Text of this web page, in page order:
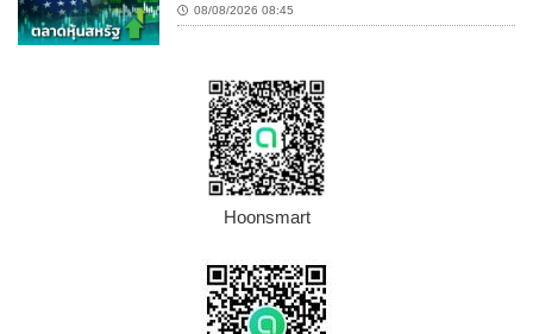
08/08/2026 08:45
Hoonsmart